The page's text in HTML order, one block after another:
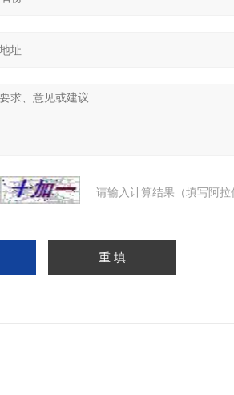
请输入计算结果（填写阿